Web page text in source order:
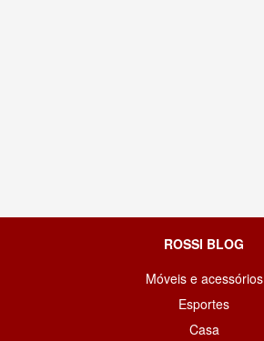
ROSSI BLOG
Móveis e acessórios
Esportes
Casa